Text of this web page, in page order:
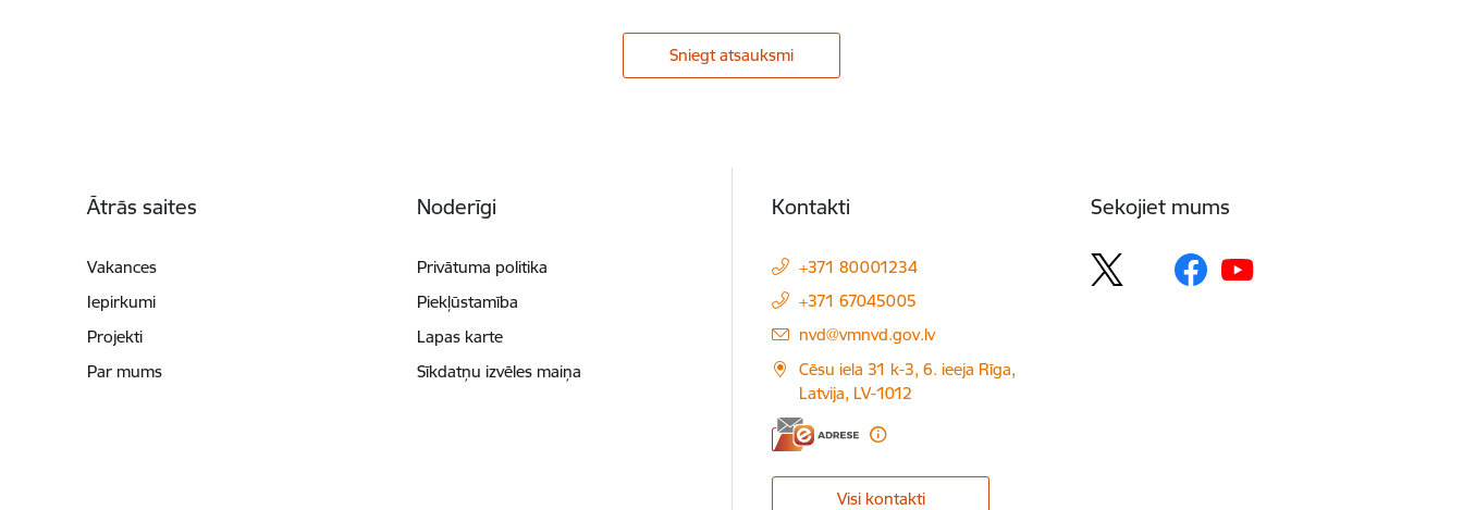
Sniegt atsauksmi
Ātrās saites
Vakances
Iepirkumi
Projekti
Par mums
Noderīgi
Privātuma politika
Piekļūstamība
Lapas karte
Sīkdatņu izvēles maiņa
Kontakti
+371 80001234
+371 67045005
E-pasts:
nvd@vmnvd.gov.lv
Cēsu iela 31 k-3, 6. ieeja Rīga,
Latvija, LV-1012
Visi kontakti
Sekojiet mums